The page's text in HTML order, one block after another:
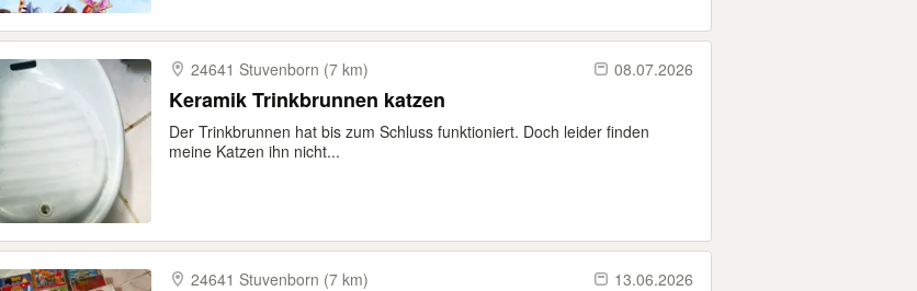
24641 Stuvenborn (7 km) 08.07.2026
Keramik Trinkbrunnen katzen
Der Trinkbrunnen hat bis zum Schluss funktioniert. Doch leider finden
meine Katzen ihn nicht...
24641 Stuvenborn (7 km) 13.06.2026